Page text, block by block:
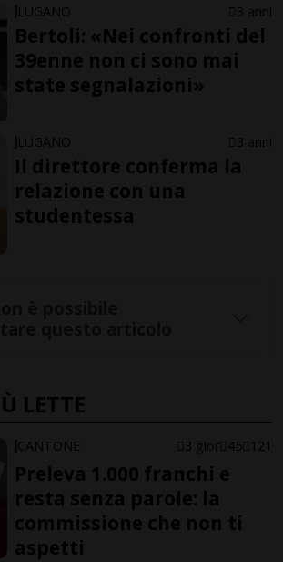
LUGANO 3 anni
Bertoli: «Nei confronti del
39enne non ci sono mai
state segnalazioni»
LUGANO 3 anni
Il direttore conferma la
relazione con una
studentessa
LETTE
CANTONE 3 gior 45 121
Preleva 1.000 franchi e
resta senza parole: la
commissione che non ti
aspetti